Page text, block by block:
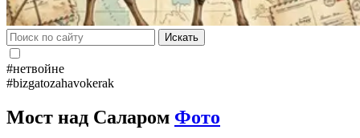
Искать
#нетвойне
#bizgatozahavokerak
Мост над Саларом Фото